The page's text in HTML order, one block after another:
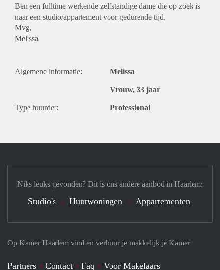
Ben een fulltime werkende zelfstandige dame die op zoek is
naar een studio/appartement voor gedurende tijd.
Mvg,
Melissa
Algemene informatie: Melissa
Vrouw, 33 jaar
Type huurder: Professional
Op Kamer Haarlem vind en verhuur je makkelijk je Kamer
Partners Contact Faq Voor Makelaars
Niks leuks gevonden? Dit is ons andere aanbod in Haarlem:
Studio's Huurwoningen Appartementen